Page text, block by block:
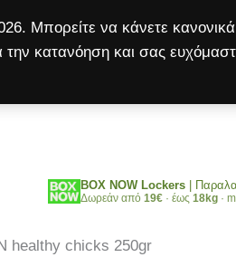
Μπορείτε να κάνετε κανονικά
την κατανόηση και σας
BOX NOW Lockers |
Δωρεάν από 19€ · έως 18kg ·
healthy chicks 250gr
healthy
chicks